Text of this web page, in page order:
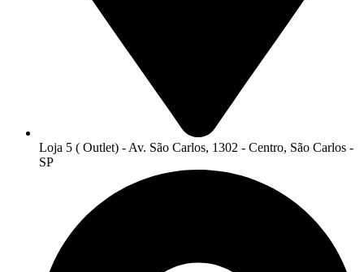
Loja 5 ( Outlet) - Av. São Carlos, 1302 - Centro, São Carlos -
SP